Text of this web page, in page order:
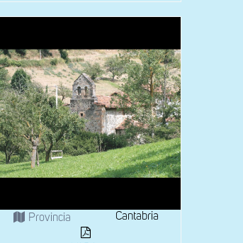
Provincia Cantabria